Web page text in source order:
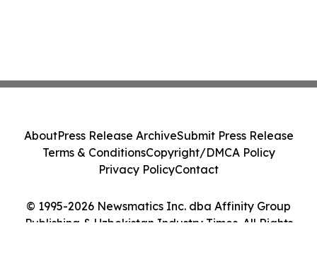
© 1995-2026 Newsmatics Inc. dba Affinity Group
Publishing & Uzbekistan Industry Times. All Rights
AboutPress Release ArchiveSubmit Press Release
Terms & ConditionsCopyright/DMCA Policy
Privacy PolicyContact